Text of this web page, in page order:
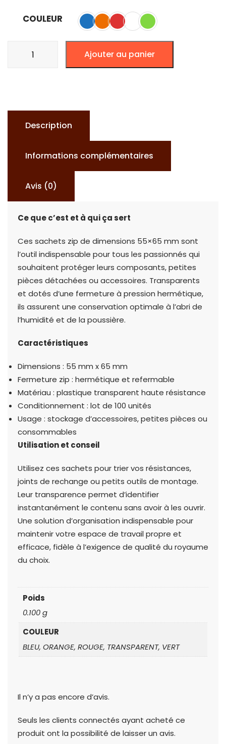
COULEUR
Ajouter au panier
Description
Informations complémentaires
Avis (0)
Ce que c’est et à qui ça sert
Ces sachets zip de dimensions 55×65 mm sont
l’outil indispensable pour tous les passionnés qui
souhaitent protéger leurs composants, petites
pièces détachées ou accessoires. Transparents
et dotés d’une fermeture à pression hermétique,
ils assurent une conservation optimale à l’abri de
l’humidité et de la poussière.
Caractéristiques
Dimensions : 55 mm x 65 mm
Fermeture zip : hermétique et refermable
Matériau : plastique transparent haute résistance
Conditionnement : lot de 100 unités
Usage : stockage d’accessoires, petites pièces ou
consommables
Utilisation et conseil
Utilisez ces sachets pour trier vos résistances,
joints de rechange ou petits outils de montage.
Leur transparence permet d’identifier
instantanément le contenu sans avoir à les ouvrir.
Une solution d’organisation indispensable pour
maintenir votre espace de travail propre et
efficace, fidèle à l’exigence de qualité du royaume
du choix.
Poids
0.100 g
COULEUR
BLEU, ORANGE, ROUGE, TRANSPARENT, VERT
Il n’y a pas encore d’avis.
Seuls les clients connectés ayant acheté ce
produit ont la possibilité de laisser un avis.